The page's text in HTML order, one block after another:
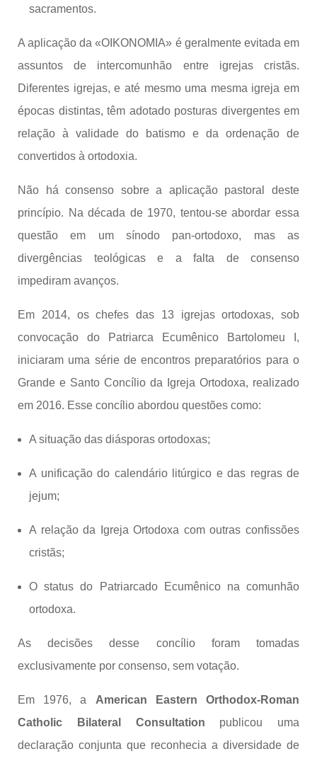
sacramentos.
A aplicação da «OIKONOMIA» é geralmente evitada em
assuntos de intercomunhão entre igrejas cristãs.
Diferentes igrejas, e até mesmo uma mesma igreja em
épocas distintas, têm adotado posturas divergentes em
relação à validade do batismo e da ordenação de
convertidos à ortodoxia.
Não há consenso sobre a aplicação pastoral deste
princípio. Na década de 1970, tentou-se abordar essa
questão em um sínodo pan-ortodoxo, mas as
divergências teológicas e a falta de consenso
impediram avanços.
Em 2014, os chefes das 13 igrejas ortodoxas, sob
convocação do Patriarca Ecumênico Bartolomeu I,
iniciaram uma série de encontros preparatórios para o
Grande e Santo Concílio da Igreja Ortodoxa, realizado
em 2016. Esse concílio abordou questões como:
A situação das diásporas ortodoxas;
A unificação do calendário litúrgico e das regras de
jejum;
A relação da Igreja Ortodoxa com outras confissões
cristãs;
O status do Patriarcado Ecumênico na comunhão
ortodoxa.
As decisões desse concílio foram tomadas
exclusivamente por consenso, sem votação.
Em 1976, a American Eastern Orthodox-Roman
Catholic Bilateral Consultation publicou uma
declaração conjunta que reconhecia a diversidade de